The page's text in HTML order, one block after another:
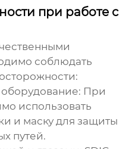
при работе с
соблюдать
При
использовать
и маску для защиты
путей.